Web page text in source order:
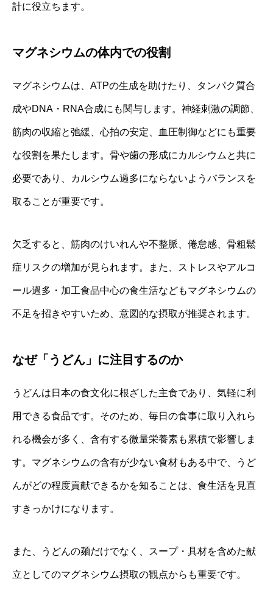
計に役立ちます。
マグネシウムの体内での役割
マグネシウムは、ATPの生成を助けたり、タンパク質合
成やDNA・RNA合成にも関与します。神経刺激の調節、
筋肉の収縮と弛緩、心拍の安定、血圧制御などにも重要
な役割を果たします。骨や歯の形成にカルシウムと共に
必要であり、カルシウム過多にならないようバランスを
取ることが重要です。
欠乏すると、筋肉のけいれんや不整脈、倦怠感、骨粗鬆
症リスクの増加が見られます。また、ストレスやアルコ
ール過多・加工食品中心の食生活などもマグネシウムの
不足を招きやすいため、意図的な摂取が推奨されます。
なぜ「うどん」に注目するのか
うどんは日本の食文化に根ざした主食であり、気軽に利
用できる食品です。そのため、毎日の食事に取り入れら
れる機会が多く、含有する微量栄養素も累積で影響しま
す。マグネシウムの含有が少ない食材もある中で、うど
んがどの程度貢献できるかを知ることは、食生活を見直
すきっかけになります。
また、うどんの麺だけでなく、スープ・具材を含めた献
立としてのマグネシウム摂取の観点からも重要です。